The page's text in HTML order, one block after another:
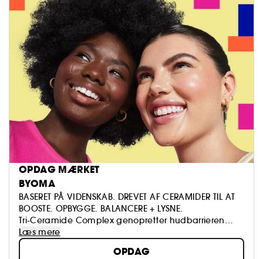
OPDAG MÆRKET
BYOMA
BASERET PÅ VIDENSKAB. DREVET AF CERAMIDER TIL AT
BOOSTE. OPBYGGE. BALANCERE + LYSNE.
Tri-Ceramide Complex genopretter hudbarrieren
Dermatologisk godkendt + klinisk bevist
Vegansk + cruelty-free
Læs mere
OPDAG